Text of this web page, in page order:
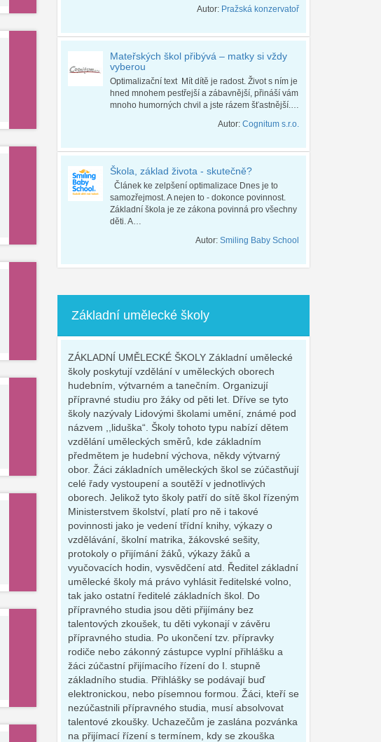
Autor: Pražská konzervatoř
Mateřských škol přibývá – matky si vždy
vyberou
Optimalizační text Mít dítě je radost. Život s ním je
hned mnohem pestřejší a zábavnější, přináší vám
mnoho humorných chvil a jste rázem šťastnější.…
Autor: Cognitum s.r.o.
Škola, základ života - skutečně?
Článek ke zelpšení optimalizace Dnes je to
samozřejmost. A nejen to - dokonce povinnost.
Základní škola je ze zákona povinná pro všechny
děti. A…
Autor: Smiling Baby School
Základní umělecké školy
ZÁKLADNÍ UMĚLECKÉ ŠKOLY Základní umělecké
školy poskytují vzdělání v uměleckých oborech
hudebním, výtvarném a tanečním. Organizují
přípravné studiu pro žáky od pěti let. Dříve se tyto
školy nazývaly Lidovými školami umění, známé pod
názvem ,,liduška“. Školy tohoto typu nabízí dětem
vzdělání uměleckých směrů, kde základním
předmětem je hudební výchova, někdy výtvarný
obor. Žáci základních uměleckých škol se zúčastňují
celé řady vystoupení a soutěží v jednotlivých
oborech. Jelikož tyto školy patří do sítě škol řízeným
Ministerstvem školství, platí pro ně i takové
povinnosti jako je vedení třídní knihy, výkazy o
vzdělávání, školní matrika, žákovské sešity,
protokoly o přijímání žáků, výkazy žáků a
vyučovacích hodin, vysvědčení atd. Ředitel základní
umělecké školy má právo vyhlásit ředitelské volno,
tak jako ostatní ředitelé základních škol. Do
přípravného studia jsou děti přijímány bez
talentových zkoušek, tu děti vykonají v závěru
přípravného studia. Po ukončení tzv. přípravky
rodiče nebo zákonný zástupce vyplní přihlášku a
žáci zúčastní přijímacího řízení do I. stupně
základního studia. Přihlášky se podávají buď
elektronickou, nebo písemnou formou. Žáci, kteří se
nezúčastnili přípravného studia, musí absolvovat
talentové zkoušky. Uchazečům je zaslána pozvánka
na přijímací řízení s termínem, kdy se zkouška